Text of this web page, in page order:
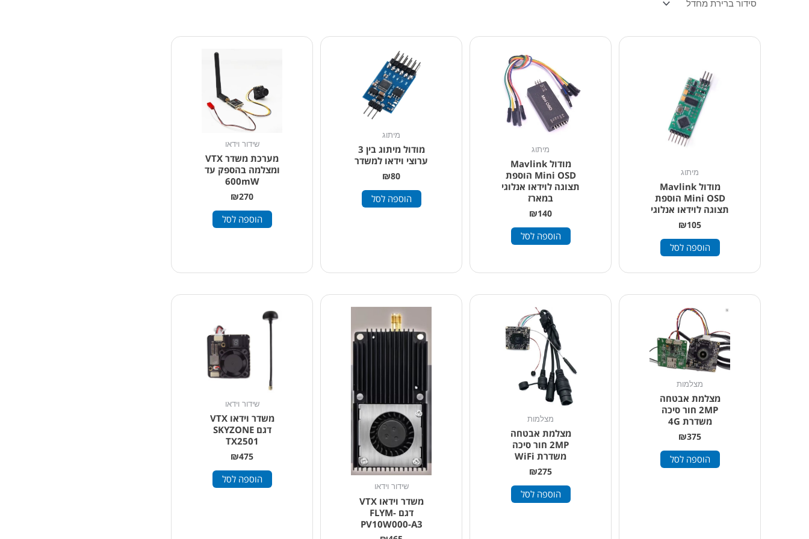
מיתוג
מודול Mavlink
Mini OSD הוספת
תצוגה לוידאו אנלוגי
₪105
הוספה לסל
מיתוג
מודול Mavlink
Mini OSD הוספת
תצוגה לוידאו אנלוגי
במארז
₪140
הוספה לסל
מיתוג
מודול מיתוג בין 3
ערוצי וידאו למשדר
₪80
הוספה לסל
שידור וידאו
מערכת משדר VTX
ומצלמה בהספק עד
600mW
₪270
הוספה לסל
מצלמות
מצלמת אבטחה
2MP חור סיכה
משדרת 4G
₪375
הוספה לסל
מצלמות
מצלמת אבטחה
2MP חור סיכה
משדרת WiFi
₪275
הוספה לסל
שידור וידאו
משדר וידאו VTX
דגם FLYM-
PV10W000-A3
שידור וידאו
משדר וידאו VTX
דגם SKYZONE
TX2501
₪475
הוספה לסל